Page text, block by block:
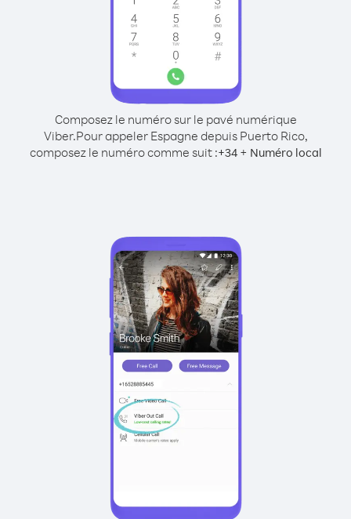
Composez le numéro sur le pavé numérique
Viber.Pour appeler Espagne depuis Puerto Rico,
composez le numéro comme suit :+34+ Numéro local